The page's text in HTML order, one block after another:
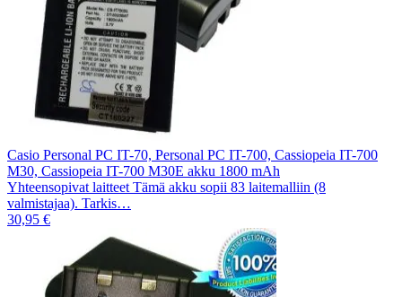
Casio Personal PC IT-70, Personal PC IT-700, Cassiopeia IT-700
M30, Cassiopeia IT-700 M30E akku 1800 mAh
Yhteensopivat laitteet Tämä akku sopii 83 laitemalliin (8
valmistajaa). Tarkis…
30,95 €